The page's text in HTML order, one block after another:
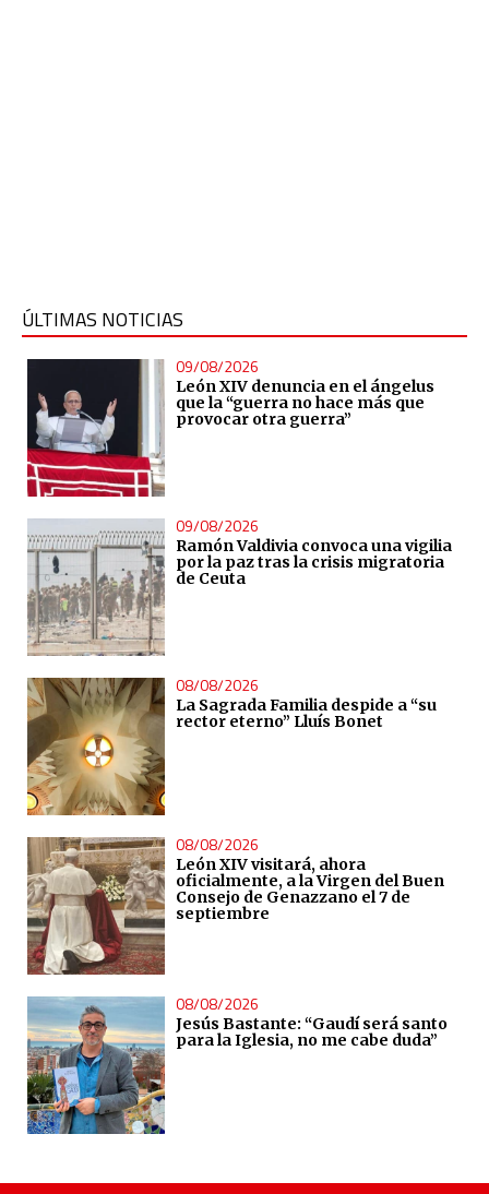
ÚLTIMAS NOTICIAS
09/08/2026
León XIV denuncia en el ángelus
que la “guerra no hace más que
provocar otra guerra”
09/08/2026
Ramón Valdivia convoca una vigilia
por la paz tras la crisis migratoria
de Ceuta
08/08/2026
La Sagrada Familia despide a “su
rector eterno” Lluís Bonet
08/08/2026
León XIV visitará, ahora
oficialmente, a la Virgen del Buen
Consejo de Genazzano el 7 de
septiembre
08/08/2026
Jesús Bastante: “Gaudí será santo
para la Iglesia, no me cabe duda”